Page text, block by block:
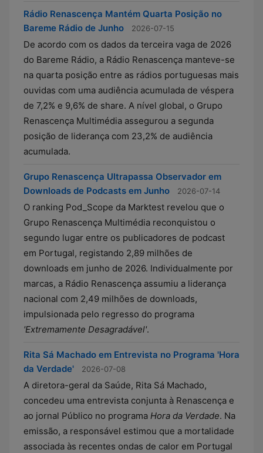
Rádio Renascença Mantém Quarta Posição no
Bareme Rádio de Junho
2026-07-15
De acordo com os dados da terceira vaga de 2026
do Bareme Rádio, a Rádio Renascença manteve-se
na quarta posição entre as rádios portuguesas mais
ouvidas com uma audiência acumulada de véspera
de 7,2% e 9,6% de share. A nível global, o Grupo
Renascença Multimédia assegurou a segunda
posição de liderança com 23,2% de audiência
acumulada.
Grupo Renascença Ultrapassa Observador em
Downloads de Podcasts em Junho
2026-07-14
O ranking Pod_Scope da Marktest revelou que o
Grupo Renascença Multimédia reconquistou o
segundo lugar entre os publicadores de podcast
em Portugal, registando 2,89 milhões de
downloads em junho de 2026. Individualmente por
marcas, a Rádio Renascença assumiu a liderança
nacional com 2,49 milhões de downloads,
impulsionada pelo regresso do programa
'Extremamente Desagradável'.
Rita Sá Machado em Entrevista no Programa 'Hora
da Verdade'
2026-07-08
A diretora-geral da Saúde, Rita Sá Machado,
concedeu uma entrevista conjunta à Renascença e
ao jornal Público no programa Hora da Verdade. Na
emissão, a responsável estimou que a mortalidade
associada às recentes ondas de calor em Portugal